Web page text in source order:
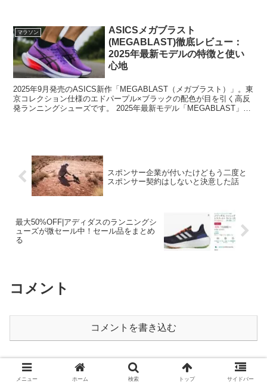
マラソン
ASICSメガブラスト
(MEGABLAST)徹底レビュー：
2025年最新モデルの特徴と使い
心地
2025年9月発売のASICS新作「MEGABLAST（メガブラスト）」。東
京コレクション仕様のエドパープル×ブラックの配色が目を引く高反
発ランニングシューズです。 2025年最新モデル「MEGABLAST」と
スポンサー企業が付いたけどもう二度と
スポンサー契約はしないと決意した話
最大50%OFF|アディダスのランニングシ
ューズが微セール中！セール品をまとめ
る
コメント
コメントを書き込む
ホーム ランニングシューズ
メニュー ホーム 検索 トップ サイドバー